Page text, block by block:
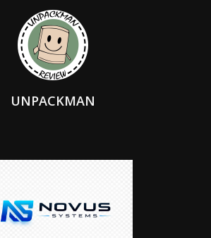
UNPACKMAN